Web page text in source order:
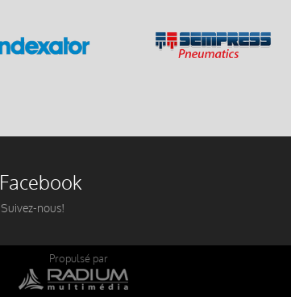
Facebook
Suivez-nous!
Propulsé par